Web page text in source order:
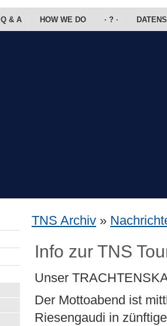
Q & A HOW WE DO · ? ·
TNS Archiv »
Info zur TNS
Unser
Der Mottoabend ist
Riesengaudi in